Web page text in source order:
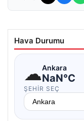
Hava Durumu
☁Ankara
NaN°C
ŞEHIR SEÇ